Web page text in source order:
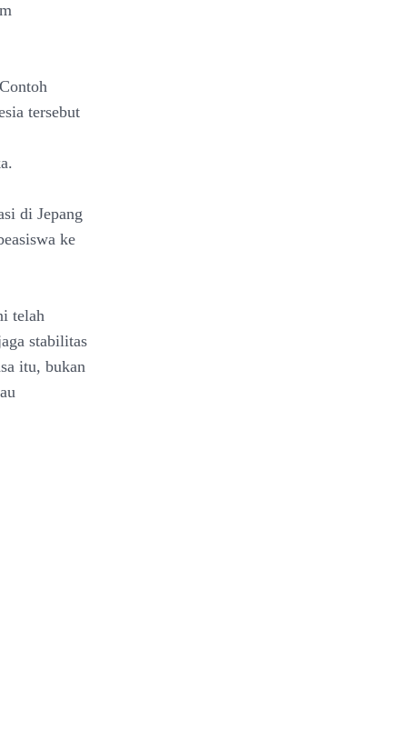
tersebut
di Jepang
ke
telah
stabilitas
itu, bukan